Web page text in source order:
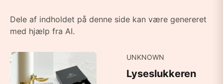
Dele af indholdet på denne side kan være genereret
med hjælp fra AI.
UNKNOWN
Lyseslukkeren